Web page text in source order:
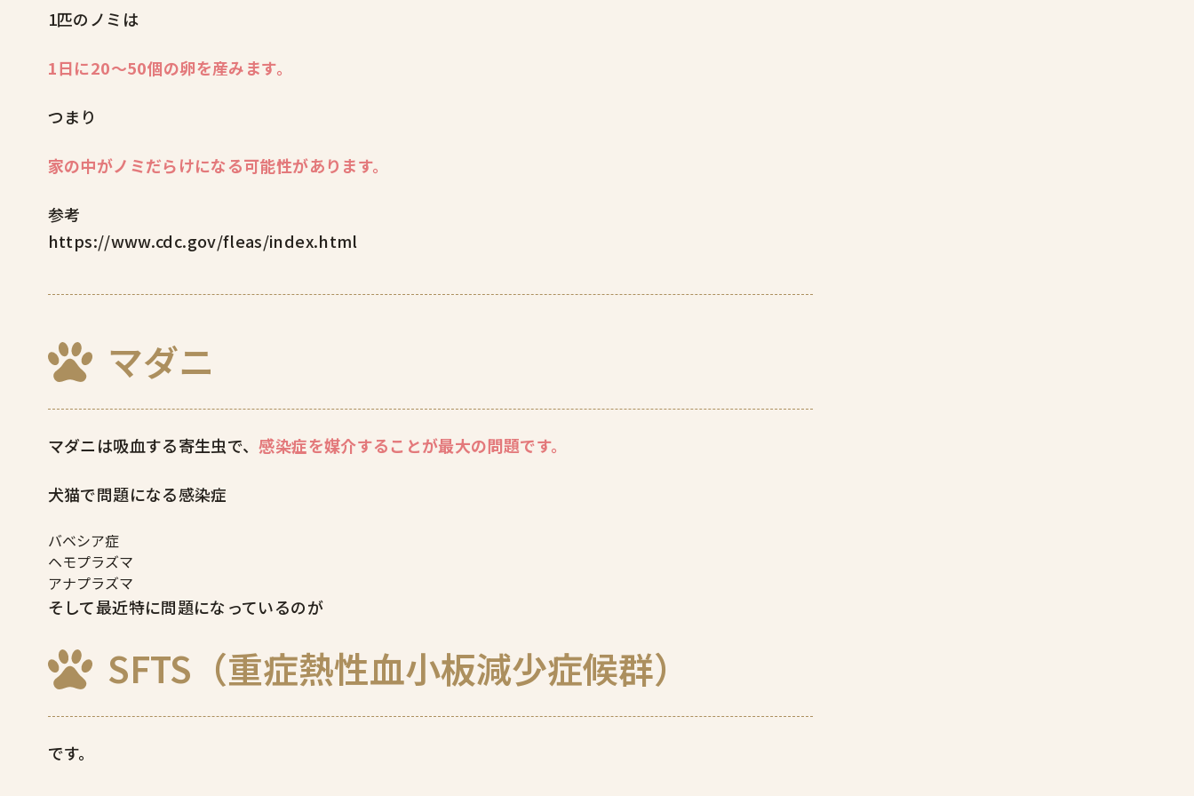
1匹のノミは
1日に20〜50個の卵を産みます。
つまり
家の中がノミだらけになる可能性があります。
参考
https://www.cdc.gov/fleas/index.html
マダニ
マダニは吸血する寄生虫で、感染症を媒介することが最大の問題です。
犬猫で問題になる感染症
バベシア症
ヘモプラズマ
アナプラズマ
そして最近特に問題になっているのが
SFTS（重症熱性血小板減少症候群）
です。